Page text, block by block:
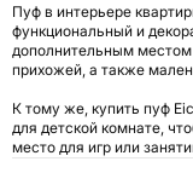
Пуф в интерьере
функциональный и
дополнительным местом
прихожей, а также
К тому же, купить пуф
для детской комнате,
место для игр или